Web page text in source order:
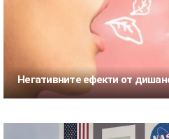
Негативните ефекти от